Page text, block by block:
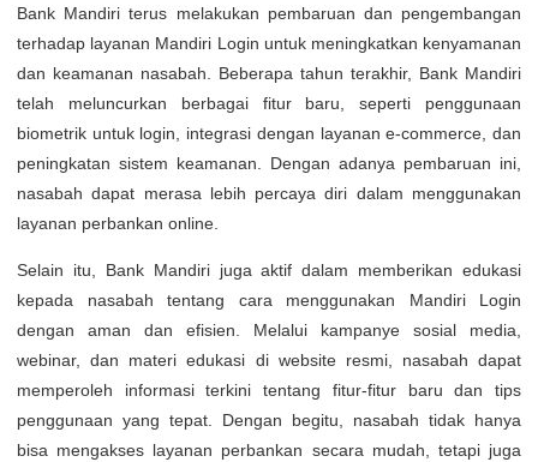
Bank Mandiri terus melakukan pembaruan dan pengembangan
terhadap layanan Mandiri Login untuk meningkatkan kenyamanan
dan keamanan nasabah. Beberapa tahun terakhir, Bank Mandiri
telah meluncurkan berbagai fitur baru, seperti penggunaan
biometrik untuk login, integrasi dengan layanan e-commerce, dan
peningkatan sistem keamanan. Dengan adanya pembaruan ini,
nasabah dapat merasa lebih percaya diri dalam menggunakan
layanan perbankan online.
Selain itu, Bank Mandiri juga aktif dalam memberikan edukasi
kepada nasabah tentang cara menggunakan Mandiri Login
dengan aman dan efisien. Melalui kampanye sosial media,
webinar, dan materi edukasi di website resmi, nasabah dapat
memperoleh informasi terkini tentang fitur-fitur baru dan tips
penggunaan yang tepat. Dengan begitu, nasabah tidak hanya
bisa mengakses layanan perbankan secara mudah, tetapi juga